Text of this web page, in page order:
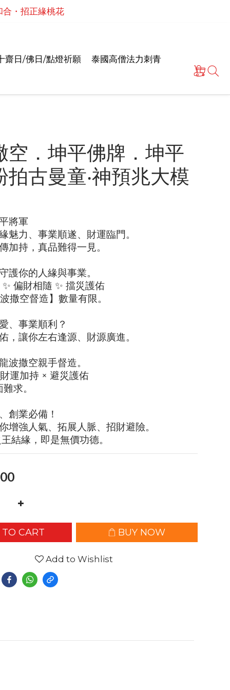
祈願點燈儀式
祈願點燈儀式
齋日/佛日/點燈祈願 泰國高僧法力刺青
空．坤平佛牌．坤平
拍古曼童‧神預兆大模
將軍
魅力、事業順遂、財運臨門。
加持，真品難得一見。
護你的人緣與事業。
偏財相隨 ✨ 擋災護佑
撒空督造】數量有限。
、事業順利？
，讓你左右逢源、財源廣進。
波撒空親手督造。
運加持 × 避災護佑
求。
創業必備！
增強人氣、拓展人脈、招財避險。
結緣，即是無價功德。
CART BUY NOW
Add to Wishlist